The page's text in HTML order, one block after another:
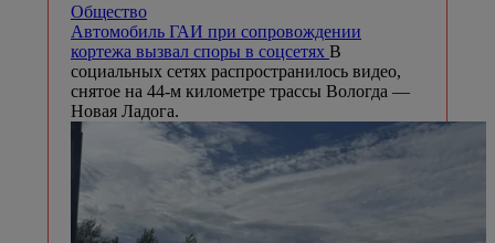
Общество
Автомобиль ГАИ при сопровождении
кортежа вызвал споры в соцсетях В
социальных сетях распространилось видео,
снятое на 44-м километре трассы Вологда —
Новая Ладога.